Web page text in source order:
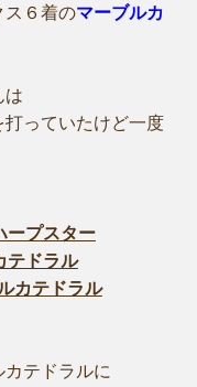
ス６着のマーブルカ
は
っていたけど一度
ープスター
テドラル
カテドラル
テドラルに